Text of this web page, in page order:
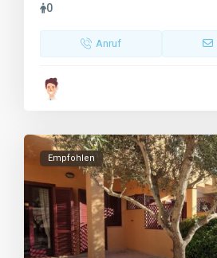
0
Anruf
Empfohlen